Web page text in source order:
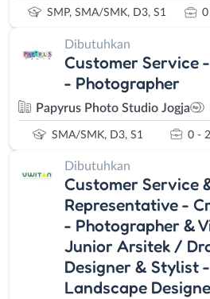
SMP, SMA/SMK, D3, S1 0
Dibutuhkan
Customer Service
- Photographer
Papyrus Photo Studio Jogja
SMA/SMK, D3, S1 0 -
Dibutuhkan
Customer Service
Representative -
- Photographer &
Junior Arsitek /
Designer & Stylist
Landscape